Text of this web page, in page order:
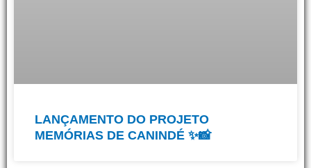
LANÇAMENTO DO PROJETO
MEMÓRIAS DE CANINDÉ ✨📸